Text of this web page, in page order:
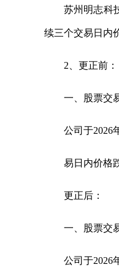
苏州明志科
续三个交易日内
2、更正前：
一、股票交
公司于2026
易日内价格
更正后：
一、股票交
公司于2026